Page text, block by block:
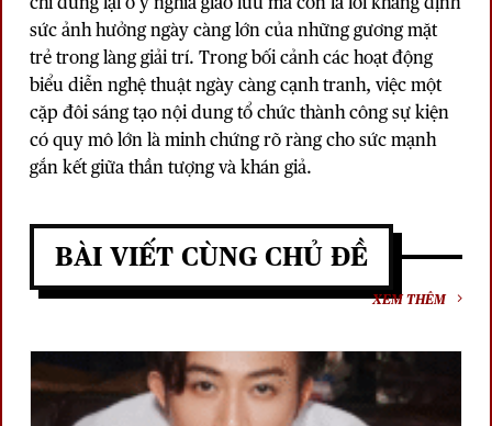
sức ảnh hưởng ngày càng lớn của những gương mặt
trẻ trong làng giải trí. Trong bối cảnh các hoạt động
biểu diễn nghệ thuật ngày càng cạnh tranh, việc một
cặp đôi sáng tạo nội dung tổ chức thành công sự kiện
có quy mô lớn là minh chứng rõ ràng cho sức mạnh
gắn kết giữa thần tượng và khán giả.
BÀI VIẾT CÙNG CHỦ ĐỀ
XEM THÊM